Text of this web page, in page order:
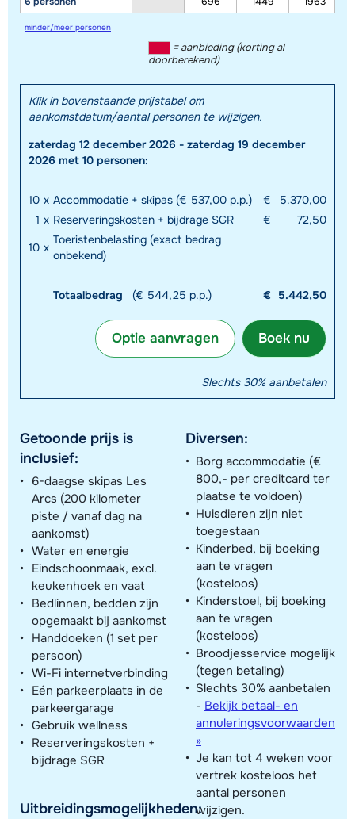
minder/meer personen
= aanbieding (korting al
doorberekend)
Klik in bovenstaande prijstabel om
aankomstdatum/aantal personen te wijzigen.
zaterdag 12 december 2026 - zaterdag 19 december
2026 met 10 personen:
10 x Accommodatie + skipas (€ 537,00 p.p.) €
5.370,00
1 x Reserveringskosten + bijdrage SGR €
72,50
10 x
Toeristenbelasting (exact bedrag
onbekend)
Totaalbedrag (€ 544,25 p.p.) € 5.442,50
Boek nu
Optie aanvragen
Slechts 30% aanbetalen
Getoonde prijs is
inclusief:
6-daagse skipas Les
Arcs (200 kilometer
piste / vanaf dag na
aankomst)
Water en energie
Eindschoonmaak, excl.
keukenhoek en vaat
Bedlinnen, bedden zijn
opgemaakt bij aankomst
Handdoeken (1 set per
persoon)
Wi-Fi internetverbinding
Eén parkeerplaats in de
parkeergarage
Gebruik wellness
Reserveringskosten +
bijdrage SGR
Uitbreidingsmogelijkheden:
Diversen:
Borg accommodatie (€
800,- per creditcard ter
plaatse te voldoen)
Huisdieren zijn niet
toegestaan
Kinderbed, bij boeking
aan te vragen
(kosteloos)
Kinderstoel, bij boeking
aan te vragen
(kosteloos)
Broodjesservice mogelijk
(tegen betaling)
Slechts 30% aanbetalen
- Bekijk betaal- en
annuleringsvoorwaarden
»
Je kan tot 4 weken voor
vertrek kosteloos het
aantal personen
wijzigen.